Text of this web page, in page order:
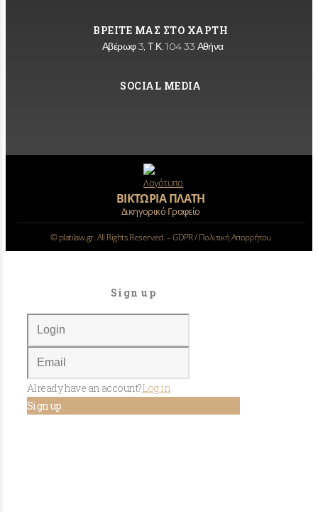
ΒΡΕΙΤΕ ΜΑΣ ΣΤΟ ΧΑΡΤΗ
Αβέρωφ 3, Τ.Κ. 104 33 Αθήνα
SOCIAL MEDIA
ΒΙΚΤΩΡΙΑ ΠΛΑΤΗ
Δικηγορικό Γραφείο
©platilaw.gr. All Rights Reserved. –GDPR / Πολιτική Απορρήτου
Sign up
Already have an account?Log in
Sign up